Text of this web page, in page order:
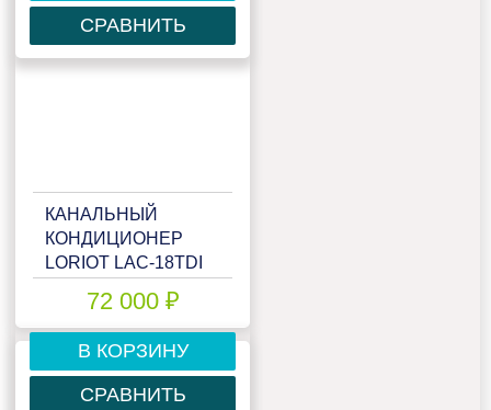
СРАВНИТЬ
КАНАЛЬНЫЙ
КОНДИЦИОНЕР
LORIOT LAC-18TDI
72 000 ₽
В КОРЗИНУ
СРАВНИТЬ